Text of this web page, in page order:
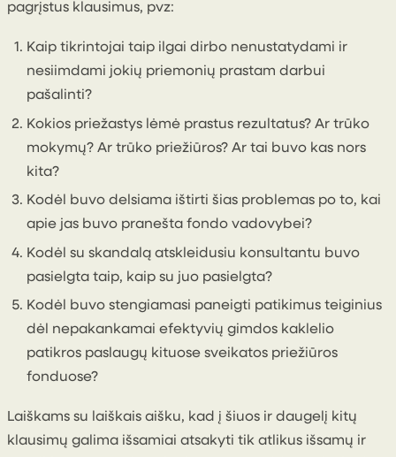
pagrįstus klausimus, pvz:
Kaip tikrintojai taip ilgai dirbo nenustatydami ir
nesiimdami jokių priemonių prastam darbui
pašalinti?
Kokios priežastys lėmė prastus rezultatus? Ar trūko
mokymų? Ar trūko priežiūros? Ar tai buvo kas nors
kita?
Kodėl buvo delsiama ištirti šias problemas po to, kai
apie jas buvo pranešta fondo vadovybei?
Kodėl su skandalą atskleidusiu konsultantu buvo
pasielgta taip, kaip su juo pasielgta?
Kodėl buvo stengiamasi paneigti patikimus teiginius
dėl nepakankamai efektyvių gimdos kaklelio
patikros paslaugų kituose sveikatos priežiūros
fonduose?
Laiškams su laiškais aišku, kad į šiuos ir daugelį kitų
klausimų galima išsamiai atsakyti tik atlikus išsamų ir